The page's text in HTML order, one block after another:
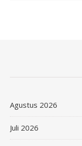
Agustus 2026
Juli 2026